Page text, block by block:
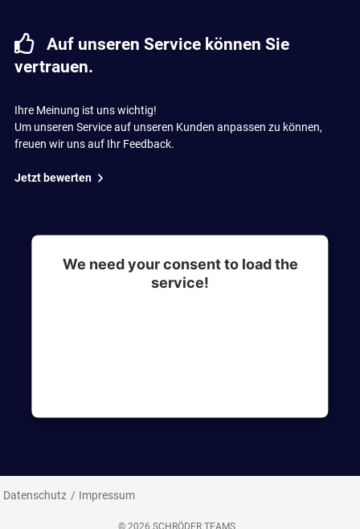
Auf unseren Service können Sie
vertrauen.
Ihre Meinung ist uns wichtig!
Um unseren Service auf unseren Kunden anpassen zu können,
freuen wir uns auf Ihr Feedback.
Jetzt bewerten
We need your consent to load the
service!
Datenschutz Impressum
© 2026 SCHRÖDER TEAMS